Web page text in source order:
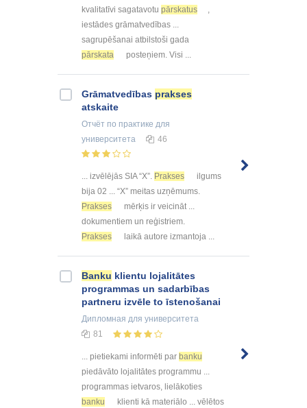
kvalitatīvi sagatavotu pārskatus
iestādes grāmatvedības ...
sagrupēšanai atbilstoši gada
pārskata
posteņiem. Visi ...
Grāmatvedības prakses
atskaite
Отчёт по практике для
университета
46
... izvēlējās SIA “X”. Prakses
ilgums
bija 02 ... “X” meitas uzņēmums.
Prakses
mērķis ir veicināt ...
dokumentiem un reģistriem.
Prakses
laikā autore izmantoja ...
Banku klientu lojalitātes
programmas un sadarbības
partneru izvēle to īstenošanai
Дипломная для университета
81
... pietiekami informēti par banku
piedāvāto lojalitātes programmu ...
programmas ietvaros, lielākoties
banku
klienti kā materiālo ... vēlētos